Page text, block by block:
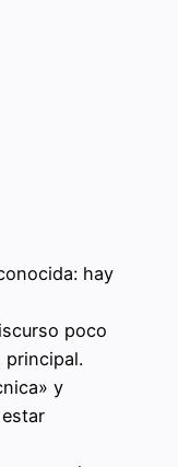
hay
poco
principal.
y